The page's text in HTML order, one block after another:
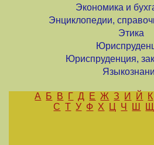
Экономика и
Энциклопедии,
Этика
Юриспруденция,
А Б В Г Д Е Ж З И Й К
С Т У Ф Х Ц Ч Ш Щ